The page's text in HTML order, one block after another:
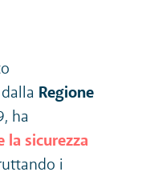
Regione
ha
la sicurezza
i